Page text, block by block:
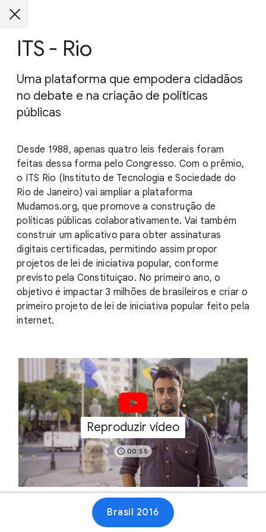
ITS - Rio
Uma plataforma que empodera cidadãos
no debate e na criação de políticas
públicas
Desde 1988, apenas quatro leis federais foram
feitas dessa forma pelo Congresso. Com o prêmio,
o ITS Rio (Instituto de Tecnologia e Sociedade do
Rio de Janeiro) vai ampliar a plataforma
Mudamos.org, que promove a construção de
políticas públicas colaborativamente. Vai também
construir um aplicativo para obter assinaturas
digitais certificadas, permitindo assim propor
projetos de lei de iniciativa popular, conforme
previsto pela Constituiçao. No primeiro ano, o
objetivo é impactar 3 milhões de brasileiros e criar o
primeiro projeto de lei de iniciativa popular feito pela
internet.
Reproduzir vídeo
00:55
Brasil 2016